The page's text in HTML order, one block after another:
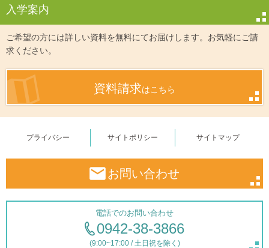
入学案内
ご希望の方には詳しい資料を無料にてお届けします。お気軽にご請
求ください。
資料請求はこちら
プライバシー サイトポリシー サイトマップ
お問い合わせ
電話でのお問い合わせ
0942-38-3866
(9:00~17:00 / 土日祝を除く)